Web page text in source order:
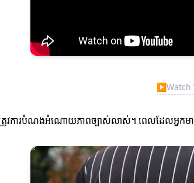
▶Watch
ត្រូវការបំណងអំណោយភាពច្បាស់លាស់។ ពេលដែលអ្នក